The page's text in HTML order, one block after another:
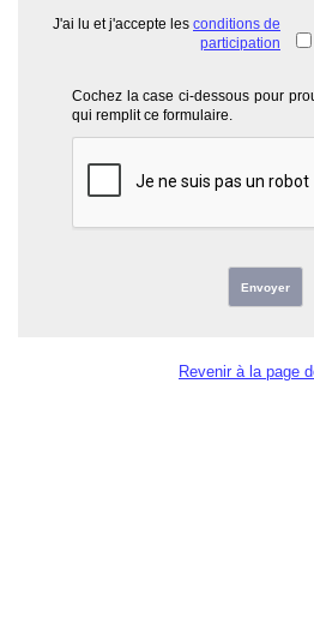
J'ai lu et j'accepte les conditions de
participation
Cochez la case ci-dessous pour
qui remplit ce formulaire.
Envoyer
Revenir à la page